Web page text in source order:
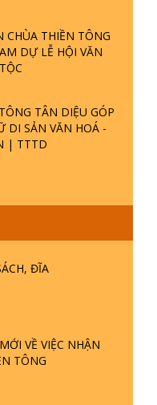
CHÙA THIỀN TÔNG
DỰ LỄ HỘI VĂN
TÂN DIỆU GÓP
DI SẢN VĂN HOÁ -
| TTTD
ĐĨA
VỀ VIỆC NHẬN
TÔNG
P25 - SUỐT 49
NÓI? HỘI LONG
VÌ ĐẠO
GIAN KHÔNG? |